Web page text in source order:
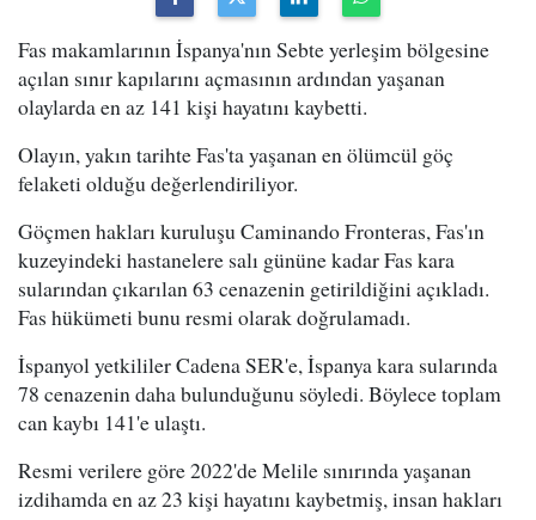
Fas makamlarının İspanya'nın Sebte yerleşim bölgesine
açılan sınır kapılarını açmasının ardından yaşanan
olaylarda en az 141 kişi hayatını kaybetti.
Olayın, yakın tarihte Fas'ta yaşanan en ölümcül göç
felaketi olduğu değerlendiriliyor.
Göçmen hakları kuruluşu Caminando Fronteras, Fas'ın
kuzeyindeki hastanelere salı gününe kadar Fas kara
sularından çıkarılan 63 cenazenin getirildiğini açıkladı.
Fas hükümeti bunu resmi olarak doğrulamadı.
İspanyol yetkililer Cadena SER'e, İspanya kara sularında
78 cenazenin daha bulunduğunu söyledi. Böylece toplam
can kaybı 141'e ulaştı.
Resmi verilere göre 2022'de Melile sınırında yaşanan
izdihamda en az 23 kişi hayatını kaybetmiş, insan hakları